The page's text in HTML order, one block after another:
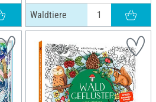
Waldtiere